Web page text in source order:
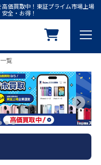
価買取中！東証プライム市場上場
全・お得！
覧